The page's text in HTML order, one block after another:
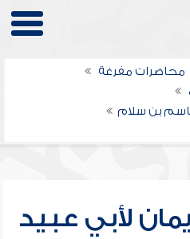
محاضرات مفرغة
بن سلام
لأبي عبيد